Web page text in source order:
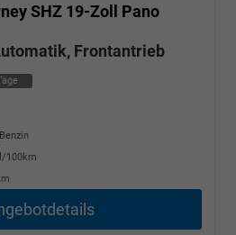
SHZ 19-Zoll Pano
Frontantrieb
100km